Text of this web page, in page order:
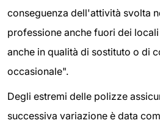
conseguenza dell'attività svolta
professione anche fuori dei
anche in qualità di sostituto o di
occasionale".
Degli estremi delle polizze
successiva variazione è data